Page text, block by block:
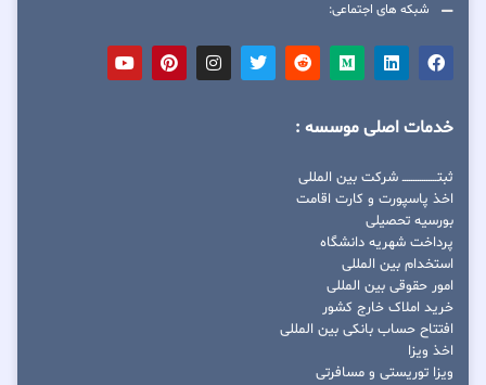
شبکه های اجتماعی:
خدمات اصلی موسسه :
ثبتــــــــــــــــ شرکت بین المللی
اخذ پاسپورت و کارت اقامت
بورسیه تحصیلی
پرداخت شهریه دانشگاه
استخدام بین المللی
امور حقوقی بین المللی
خرید املاک خارج کشور
افتتاح حساب بانکی بین المللی
اخذ ویزا
ویزا توریستی و مسافرتی